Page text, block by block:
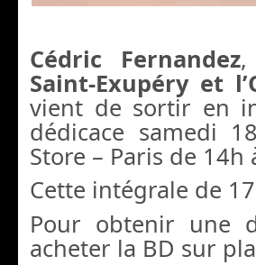
Cédric Fernandez,
Saint-Exupéry et
vient de sortir en
dédicace samedi
Store – Paris de 14h
Cette intégrale de
Pour obtenir une
acheter la BD sur